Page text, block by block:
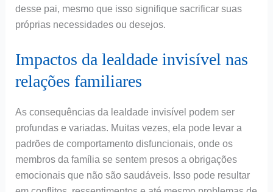
desse pai, mesmo que isso signifique sacrificar suas
próprias necessidades ou desejos.
Impactos da lealdade invisível nas
relações familiares
As consequências da lealdade invisível podem ser
profundas e variadas. Muitas vezes, ela pode levar a
padrões de comportamento disfuncionais, onde os
membros da família se sentem presos a obrigações
emocionais que não são saudáveis. Isso pode resultar